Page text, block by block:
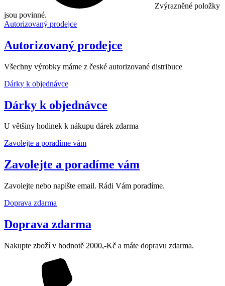
Zvýrazněné položky
jsou povinné.
Autorizovaný prodejce
Autorizovaný prodejce
Všechny výrobky máme z české autorizované distribuce
Dárky k objednávce
Dárky k objednávce
U většiny hodinek k nákupu dárek zdarma
Zavolejte a poradíme vám
Zavolejte a poradíme vám
Zavolejte nebo napište email. Rádi Vám poradíme.
Doprava zdarma
Doprava zdarma
Nakupte zboží v hodnotě 2000,-Kč a máte dopravu zdarma.